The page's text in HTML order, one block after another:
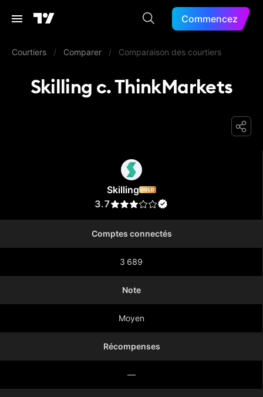
Commencez
Courtiers / Comparer / Comparaison des courtiers
Skilling c. ThinkMarkets
Skilling GOLD
3.7
Comptes connectés
3 689
Note
Moyen
Récompenses
—